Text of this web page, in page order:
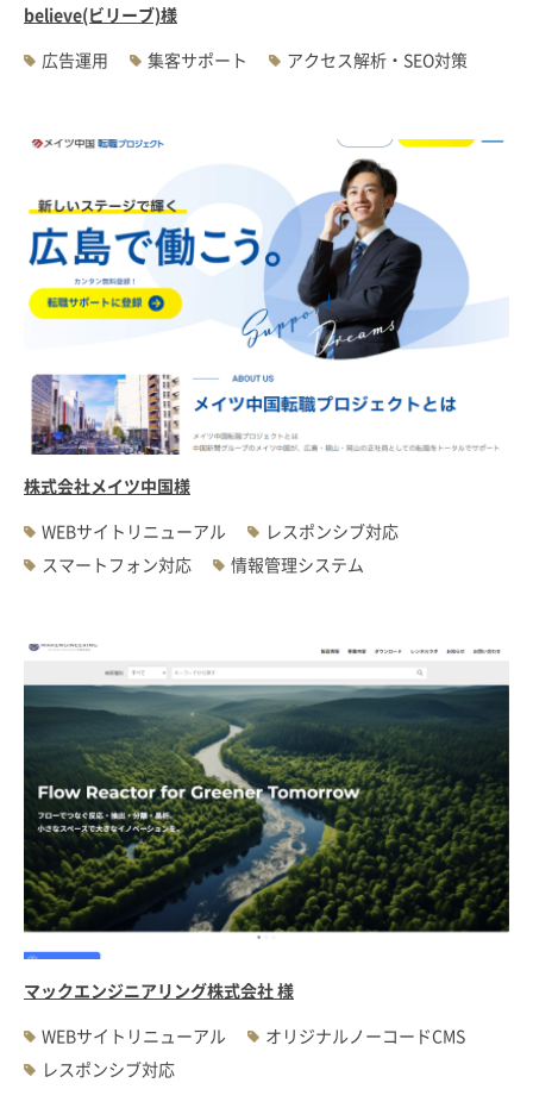
believe(ビリーブ)様
広告運用
集客サポート アクセス解析・SEO対策
株式会社メイツ中国様
WEBサイトリニューアル
レスポンシブ対応
スマートフォン対応
情報管理システム
マックエンジニアリング株式会社 様
WEBサイトリニューアル
オリジナルノーコードCMS
レスポンシブ対応